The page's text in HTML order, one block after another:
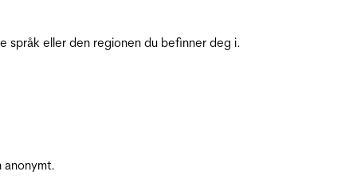
språk eller den regionen du befinner deg i.
anonymt.